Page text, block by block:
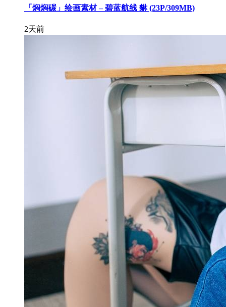
「焖焖碳」绘画素材 – 碧蓝航线 貅 (23P/309MB)
2天前